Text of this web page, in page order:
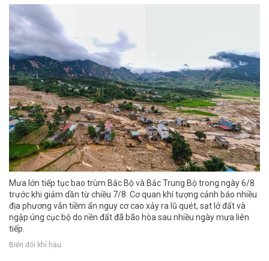
Mưa lớn tiếp tục bao trùm Bắc Bộ và Bắc Trung Bộ trong ngày 6/8
trước khi giảm dần từ chiều 7/8. Cơ quan khí tượng cảnh báo nhiều
địa phương vẫn tiềm ẩn nguy cơ cao xảy ra lũ quét, sạt lở đất và
ngập úng cục bộ do nền đất đã bão hòa sau nhiều ngày mưa liên
tiếp.
Biến đổi khí hậu